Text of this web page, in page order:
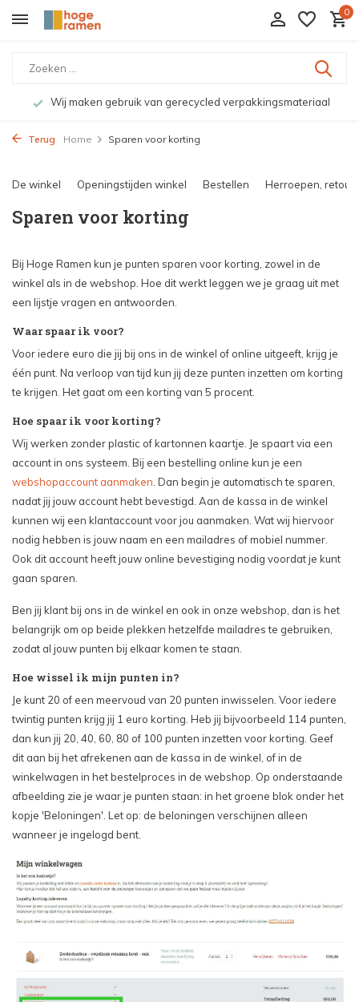
0
Wij maken gebruik van gerecycled verpakkingsmateriaal
Terug Home Sparen voor korting
De winkel Openingstijden winkel Bestellen Herroepen,
Sparen voor korting
Bij Hoge Ramen kun je punten sparen voor korting, zowel in de
winkel als in de webshop. Hoe dit werkt leggen we je graag uit met
een lijstje vragen en antwoorden.
Waar spaar ik voor?
Voor iedere euro die jij bij ons in de winkel of online uitgeeft, krijg je
één punt. Na verloop van tijd kun jij deze punten inzetten om korting
te krijgen. Het gaat om een korting van 5 procent.
Hoe spaar ik voor korting?
Wij werken zonder plastic of kartonnen kaartje. Je spaart via een
account in ons systeem. Bij een bestelling online kun je een
webshopaccount aanmaken . Dan begin je automatisch te sparen,
nadat jij jouw account hebt bevestigd. Aan de kassa in de winkel
kunnen wij een klantaccount voor jou aanmaken. Wat wij hiervoor
nodig hebben is jouw naam en een mailadres of mobiel nummer.
Ook dit account heeft jouw online bevestiging nodig voordat je kunt
gaan sparen.
Ben jij klant bij ons in de winkel en ook in onze webshop, dan is het
belangrijk om op beide plekken hetzelfde mailadres te gebruiken,
zodat al jouw punten bij elkaar komen te staan.
Hoe wissel ik mijn punten in?
Je kunt 20 of een meervoud van 20 punten inwisselen. Voor iedere
twintig punten krijg jij 1 euro korting. Heb jij bijvoorbeeld 114 punten,
dan kun jij 20, 40, 60, 80 of 100 punten inzetten voor korting. Geef
dit aan bij het afrekenen aan de kassa in de winkel, of in de
winkelwagen in het bestelproces in de webshop. Op onderstaande
afbeelding zie je waar je punten staan: in het groene blok onder het
kopje 'Beloningen'. Let op: de beloningen verschijnen alleen
wanneer je ingelogd bent.